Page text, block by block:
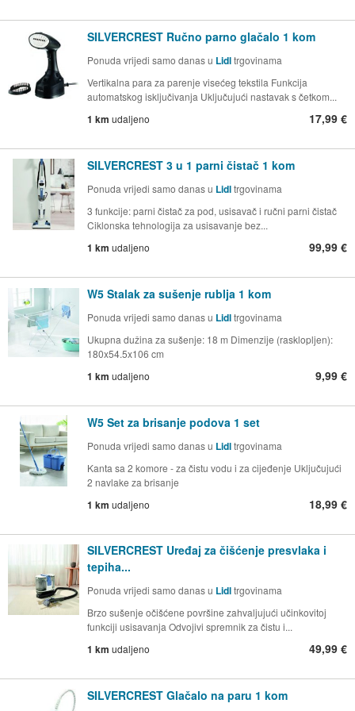
SILVERCREST Ručno parno glačalo 1 kom
Ponuda vrijedi samo danas u Lidltrgovinama
Vertikalna para za parenje visećeg tekstila Funkcija
automatskog isključivanja Uključujući nastavak s četkom...
1 km udaljeno 17,99 €
SILVERCREST 3 u 1 parni čistač 1 kom
Ponuda vrijedi samo danas u Lidltrgovinama
3 funkcije: parni čistač za pod, usisavač i ručni parni čistač
Ciklonska tehnologija za usisavanje bez...
1 km udaljeno 99,99 €
W5 Stalak za sušenje rublja 1 kom
Ponuda vrijedi samo danas u Lidltrgovinama
Ukupna dužina za sušenje: 18 m Dimenzije (rasklopljen):
180x54.5x106 cm
1 km udaljeno 9,99 €
W5 Set za brisanje podova 1 set
Ponuda vrijedi samo danas u Lidltrgovinama
Kanta sa 2 komore - za čistu vodu i za cijeđenje Uključujući
2 navlake za brisanje
1 km udaljeno 18,99 €
SILVERCREST Uređaj za čišćenje presvlaka i
tepiha...
Ponuda vrijedi samo danas u Lidltrgovinama
Brzo sušenje očišćene površine zahvaljujući učinkovitoj
funkciji usisavanja Odvojivi spremnik za čistu i...
1 km udaljeno 49,99 €
SILVERCREST Glačalo na paru 1 kom